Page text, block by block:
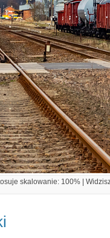
skalowanie: 100% |